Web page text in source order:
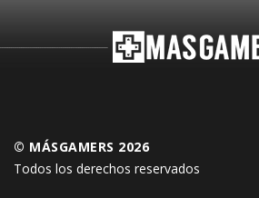
© MÁSGAMERS 2026
Todos los derechos reservados